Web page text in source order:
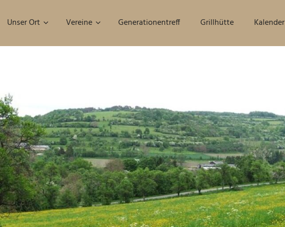
Unser Ort Vereine Generationentreff Grillhütte Kalender